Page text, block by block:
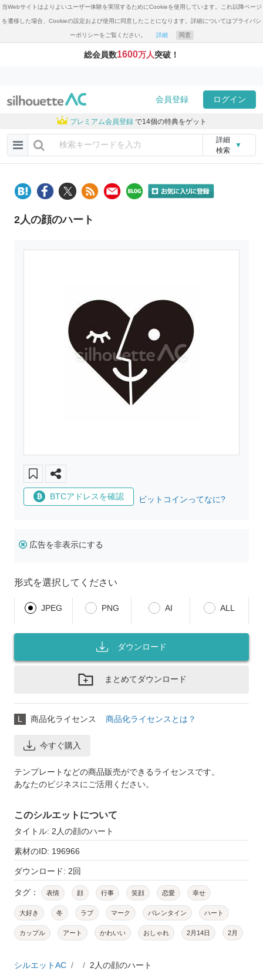
当Webサイトはよりよいユーザー体験を実現するためにCookieを使用しています。これ以降ページ
を遷移した場合、Cookieの設定および使用に同意したことになります。詳細についてはプライバシ
ーポリシーをご覧ください。 詳細 同意
総会員数1600万人突破！
会員登録 ログイン
プレミアム会員登録 で14個の特典をゲット
詳細
検索
▼
2人の顔のハート
BTCアドレスを確認 ビットコインってなに?
広告を非表示にする
形式を選択してください
JPEG PNG AI ALL
ダウンロード
まとめてダウンロード
L 商品化ライセンス 商品化ライセンスとは？
今すぐ購入
テンプレートなどの商品販売ができるライセンスです。
あなたのビジネスにご活用ください。
このシルエットについて
タイトル: 2人の顔のハート
素材のID: 196966
ダウンロード: 2回
タグ： 表情 顔 行事 笑顔 恋愛 幸せ
大好き 冬 ラブ マーク バレンタイン ハート
カップル アート かわいい おしゃれ 2月14日 2月
シルエットAC 2人の顔のハート